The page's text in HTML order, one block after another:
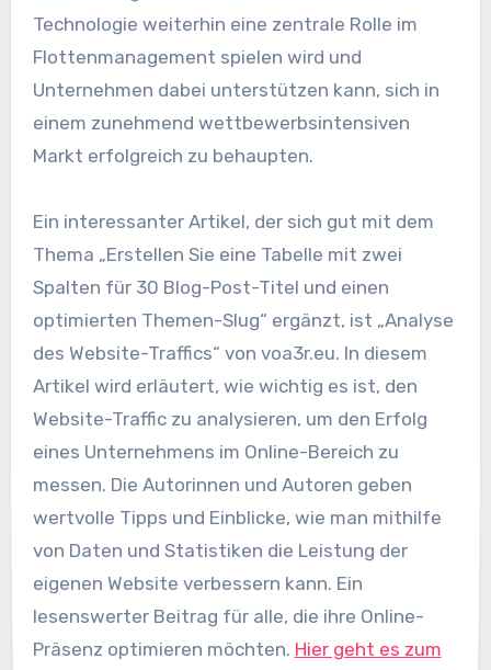
Technologie weiterhin eine zentrale Rolle im
Flottenmanagement spielen wird und
Unternehmen dabei unterstützen kann, sich in
einem zunehmend wettbewerbsintensiven
Markt erfolgreich zu behaupten.
Ein interessanter Artikel, der sich gut mit dem
Thema „Erstellen Sie eine Tabelle mit zwei
Spalten für 30 Blog-Post-Titel und einen
optimierten Themen-Slug“ ergänzt, ist „Analyse
des Website-Traffics“ von voa3r.eu. In diesem
Artikel wird erläutert, wie wichtig es ist, den
Website-Traffic zu analysieren, um den Erfolg
eines Unternehmens im Online-Bereich zu
messen. Die Autorinnen und Autoren geben
wertvolle Tipps und Einblicke, wie man mithilfe
von Daten und Statistiken die Leistung der
eigenen Website verbessern kann. Ein
lesenswerter Beitrag für alle, die ihre Online-
Präsenz optimieren möchten. Hier geht es zum